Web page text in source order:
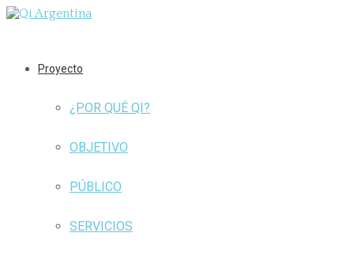
Proyecto
¿POR QUÉ QI?
OBJETIVO
PÚBLICO
SERVICIOS